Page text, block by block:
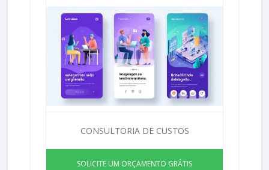
CONSULTORIA DE CUSTOS
SOLICITE UM ORÇAMENTO GRÁTIS